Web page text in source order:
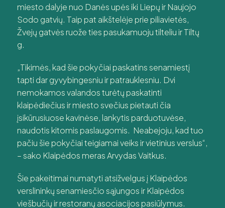
miesto dalyje nuo Danės upės iki Liepų ir Naujojo
Sodo gatvių. Taip pat aikštelėje prie piliavietės,
Žvejų gatvės ruože ties pasukamuoju tilteliu ir Tiltų
g.
„Tikimės, kad šie pokyčiai paskatins senamiestį
tapti dar gyvybingesniu ir patrauklesniu. Dvi
nemokamos valandos turėtų paskatinti
klaipėdiečius ir miesto svečius pietauti čia
įsikūrusiuose kavinėse, lankytis parduotuvėse,
naudotis kitomis paslaugomis. Neabejoju, kad tuo
pačiu šie pokyčiai teigiamai veiks ir vietinius verslus“,
– sako Klaipėdos meras Arvydas Vaitkus.
Šie pakeitimai numatyti atsižvelgus į Klaipėdos
verslininkų senamiesčio sąjungos ir Klaipėdos
viešbučių ir restoranų asociacijos pasiūlymus.